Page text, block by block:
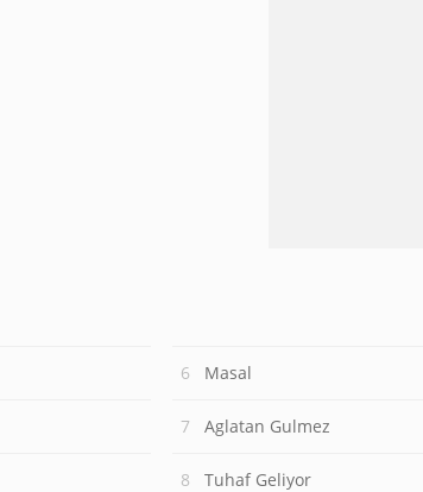
Masal
Aglatan Gulmez
Tuhaf Geliyor